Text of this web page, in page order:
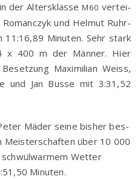
der Alters­klas­seM60 ver­tei­
und Hel­mut Ruhr­
Minu­ten. Sehr stark
x 400 m der Män­ner. Hier
Maxi­mi­li­an Weiss,
und Jan Bus­se mit 3:31,52
Mäder sei­ne bis­her bes­
Meis­ter­schaf­ten über 10 000
Wet­ter
Minuten.